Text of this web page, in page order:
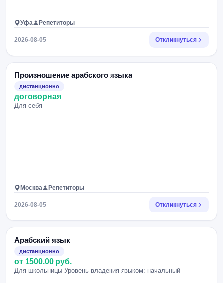
Уфа Репетиторы
2026-08-05 Откликнуться
Произношение арабского языка
дистанционно
договорная
Для себя
Москва Репетиторы
2026-08-05 Откликнуться
Арабский язык
дистанционно
от 1500.00 руб.
Для школьницы Уровень владения языком: начальный